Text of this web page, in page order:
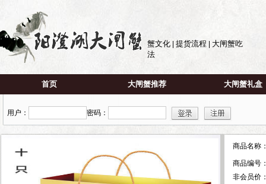
蟹文化 提货流程
大闸蟹吃
法
首页 大闸蟹推荐 大闸蟹礼盒
用户： 密码：
商品名
商品编号
非会员价